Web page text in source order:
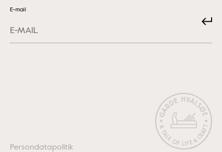
E-mail
Submit
Persondatapolitik